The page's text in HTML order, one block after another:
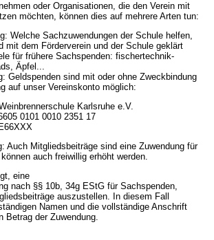
oder Organisationen, die den Verein mit
möchten, können dies auf mehrere Arten tun:
Welche Sachzuwendungen der Schule helfen,
mit dem Förderverein und der Schule geklärt
für frühere Sachspenden: fischertechnik-
Äpfel...
Geldspenden sind mit oder ohne Zweckbindung
auf unser Vereinskonto möglich:
Karlsruhe e.V.
0101 0010 2351 17
Auch Mitgliedsbeiträge sind eine Zuwendung für
auch freiwillig erhöht werden.
eine
nach §§ 10b, 34g EStG für Sachspenden,
auszustellen. In diesem Fall
Namen und die vollständige Anschrift
Betrag der Zuwendung.